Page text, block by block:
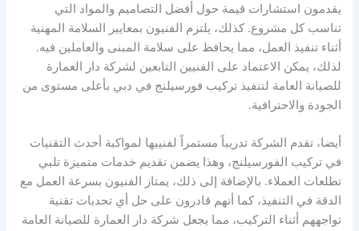
يقدمون استشارات قيمة حول أفضل التصاميم والمواد التي
تناسب كل مشروع. كذلك، يلتزم الفنيون بمعايير السلامة المهنية
أثناء تنفيذ العمل، مما يحافظ على سلامة المبنى والعاملين فيه.
لذلك، يمكن الاعتماد على الفنيين التابعين لشركة دار العمارة
للصيانة العامة لتنفيذ تركيب فورسيلنج في دبي بأعلى مستوى من
الجودة والاحترافية.
أيضا، تقدم الشركة تدريباً مستمراً لفنييها لمواكبة أحدث التقنيات
في تركيب الفورسيلنج، وهذا يضمن تقديم خدمات متميزة تلبي
تطلعات العملاء. بالإضافة إلى ذلك، يمتاز الفنيون بسرعة العمل مع
الدقة في التنفيذ، كما أنهم قادرون على حل أي تحديات تقنية
تواجههم أثناء التركيب، مما يجعل شركة دار العمارة للصيانة العامة